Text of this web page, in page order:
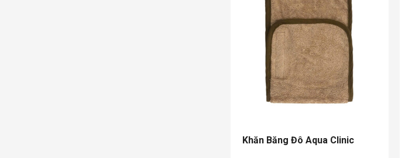
Khăn Băng Đô Aqua Clinic